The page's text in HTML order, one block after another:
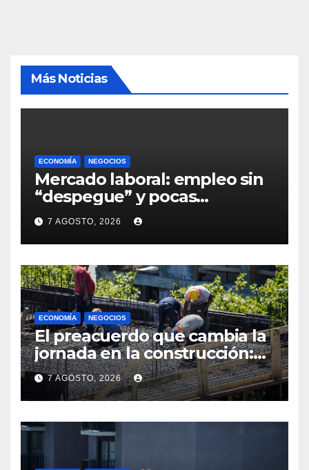
Más Noticias
ECONOMÍA NEGOCIOS
Mercado laboral: empleo sin
“despegue” y pocas
expectativas empresariales
sobre aumento de personal
7 AGOSTO, 2026
ECONOMÍA NEGOCIOS
El preacuerdo que cambia la
jornada en la construcción:
menos horas, subas reales y
convenio hasta 2031
7 AGOSTO, 2026